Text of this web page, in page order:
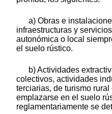
a) Obras e
infraestructuras y
autonómica o local
el suelo rústico.
b) Actividades
colectivos, actividades
terciarias, de turismo
emplazarse en el suelo
reglamentariamente se